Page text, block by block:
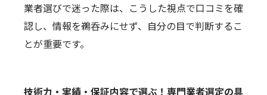
業者選びで迷った際は、こうした視点で口コミを確
認し、情報を鵜呑みにせず、自分の目で判断するこ
とが重要です。
技術力・実績・保証内容で選ぶ！専門業者選定の具